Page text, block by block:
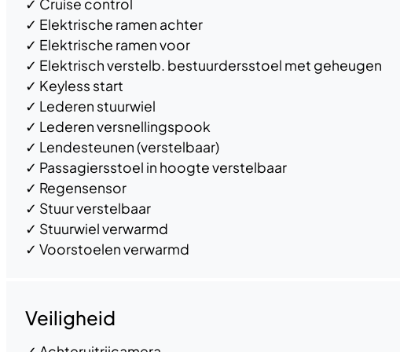
✓ Cruise control
✓ Elektrische ramen achter
✓ Elektrische ramen voor
✓ Elektrisch verstelb. bestuurdersstoel met geheugen
✓ Keyless start
✓ Lederen stuurwiel
✓ Lederen versnellingspook
✓ Lendesteunen (verstelbaar)
✓ Passagiersstoel in hoogte verstelbaar
✓ Regensensor
✓ Stuur verstelbaar
✓ Stuurwiel verwarmd
✓ Voorstoelen verwarmd
Veiligheid